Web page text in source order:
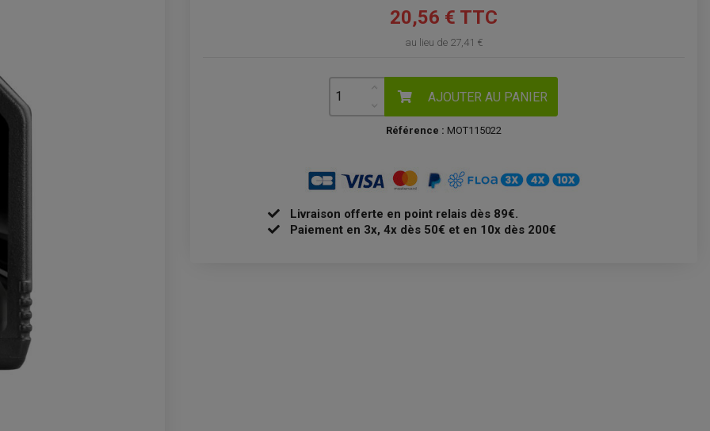
20,56 € TTC
au lieu de 27,41 €
AJOUTER AU PANIER
Référence : MOT115022
Livraison offerte en point relais dès 89€.
Paiement en 3x, 4x dès 50€ et en 10x dès 200€